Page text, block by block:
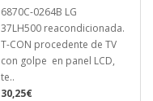
6870C-0264B LG
37LH500 reacondicionada.
T-CON procedente de TV
con golpe en panel LCD,
te..
30,25€